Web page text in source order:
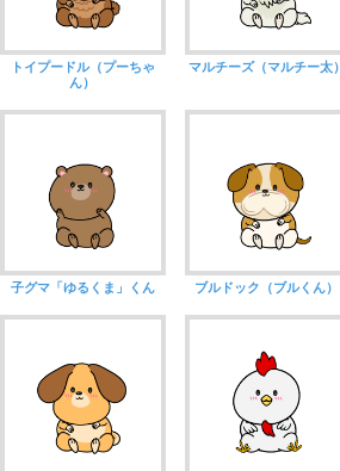
トイプードル（プーちゃ
ん）
マルチーズ（マルチー太）
子グマ「ゆるくま」くん ブルドック（ブルくん）